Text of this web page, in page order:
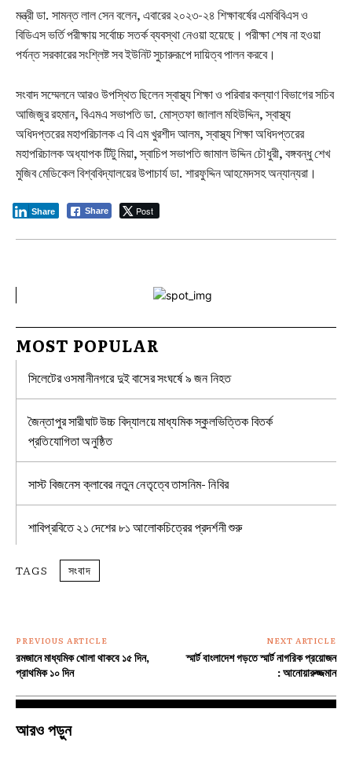
মন্ত্রী ডা. সামন্ত লাল সেন বলেন, এবারের ২০২৩-২৪ শিক্ষাবর্ষের এমবিবিএস ও
বিডিএস ভর্তি পরীক্ষায় সর্বোচ্চ সতর্ক ব্যবস্থা নেওয়া হয়েছে। পরীক্ষা শেষ না হওয়া
পর্যন্ত সরকারের সংশ্লিষ্ট সব ইউনিট সুচারুরূপে দায়িত্ব পালন করবে।
সংবাদ সম্মেলনে আরও উপস্থিত ছিলেন স্বাস্থ্য শিক্ষা ও পরিবার কল্যাণ বিভাগের সচিব
আজিজুর রহমান, বিএমএ সভাপতি ডা. মোস্তফা জালাল মহিউদ্দিন, স্বাস্থ্য
অধিদপ্তরের মহাপরিচালক এ বি এম খুরশীদ আলম, স্বাস্থ্য শিক্ষা অধিদপ্তরের
মহাপরিচালক অধ্যাপক টিটু মিয়া, স্বাচিপ সভাপতি জামাল উদ্দিন চৌধুরী, বঙ্গবন্ধু শেখ
মুজিব মেডিকেল বিশ্ববিদ্যালয়ের উপাচার্য ডা. শারফুদ্দিন আহমেদসহ অন্যান্যরা।
Share Post
Share
MOST POPULAR
সিলেটের ওসমানীনগরে দুই বাসের সংঘর্ষে ৯ জন নিহত
জৈন্তাপুর সারীঘাট উচ্চ বিদ্যালয়ে মাধ্যমিক স্কুলভিত্তিক বিতর্ক
প্রতিযোগিতা অনুষ্ঠিত
সাস্ট বিজনেস ক্লাবের নতুন নেতৃত্বে তাসনিম- নিবির
শাবিপ্রবিতে ২১ দেশের ৮১ আলোকচিত্রের প্রদর্শনী শুরু
TAGS সংবাদ
PREVIOUS ARTICLE
রমজানে মাধ্যমিক খোলা থাকবে ১৫ দিন,
প্রাথমিক ১০ দিন
NEXT ARTICLE
স্মার্ট বাংলাদেশ গড়তে স্মার্ট নাগরিক প্রয়োজন
: আনোয়ারুজ্জমান
আরও পড়ুন